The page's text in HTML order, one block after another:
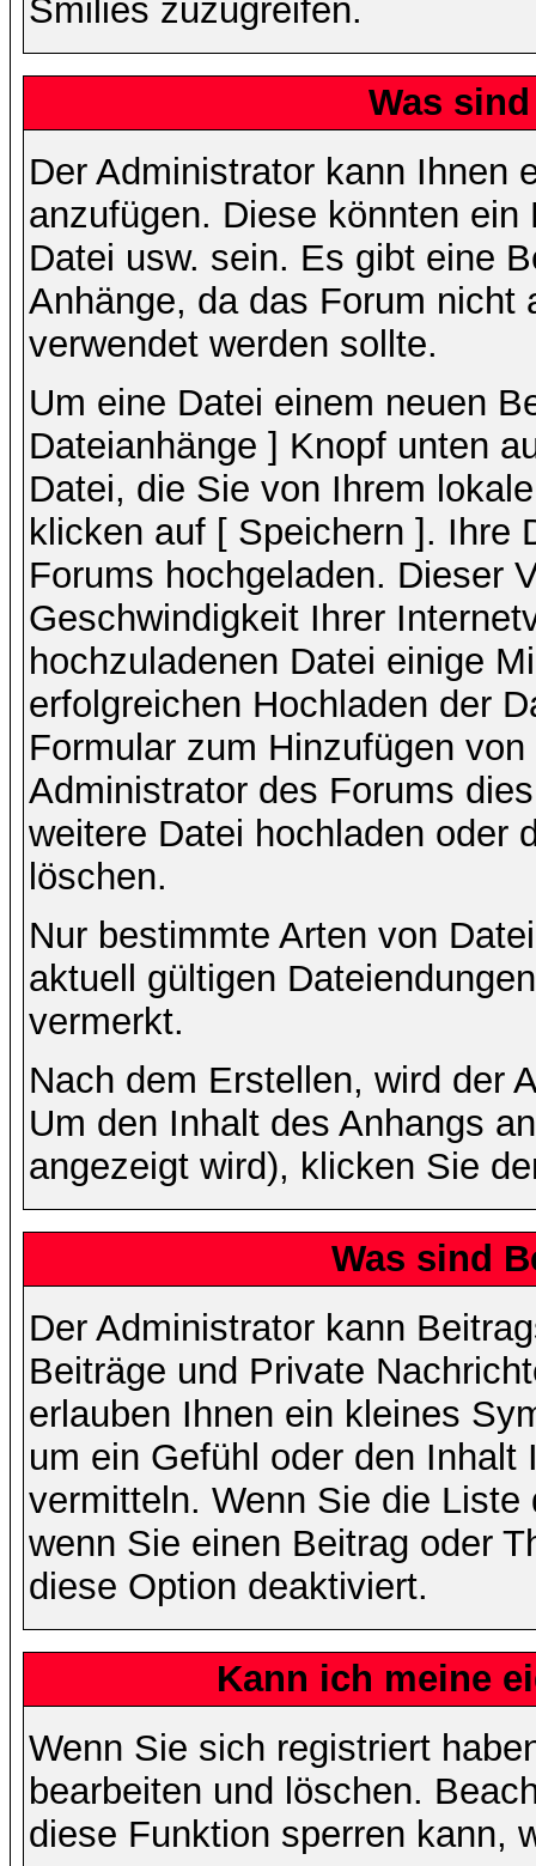
Smilies zuzugreifen.
Was
Der Administrator kann Ihnen
anzufügen. Diese könnten
Datei usw. sein. Es gibt eine
Anhänge, da das Forum nicht
verwendet werden sollte.
Um eine Datei einem neuen
Dateianhänge ] Knopf unten
Datei, die Sie von Ihrem
klicken auf [ Speichern ]. Ihre
Forums hochgeladen. Dieser
Geschwindigkeit Ihrer
hochzuladenen Datei einige
erfolgreichen Hochladen der
Formular zum Hinzufügen
Administrator des Forums
weitere Datei hochladen oder
löschen.
Nur bestimmte Arten von
aktuell gültigen
vermerkt.
Nach dem Erstellen, wird der
Um den Inhalt des Anhangs
angezeigt wird), klicken Sie
Was sind
Der Administrator kann
Beiträge und Private
erlauben Ihnen ein kleines
um ein Gefühl oder den
vermitteln. Wenn Sie die
wenn Sie einen Beitrag oder
diese Option deaktiviert.
Kann ich meine
Wenn Sie sich registriert
bearbeiten und löschen.
diese Funktion sperren kann,